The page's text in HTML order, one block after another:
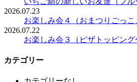
2026.07.23
お楽しみ会４（おまつりごっこ
2026.07.22
お楽しみ会３（ピザトッピング
カテゴリー